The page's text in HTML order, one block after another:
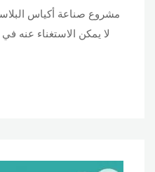
مشروع صناعة أكياس
لا يمكن الاستغناء عنه